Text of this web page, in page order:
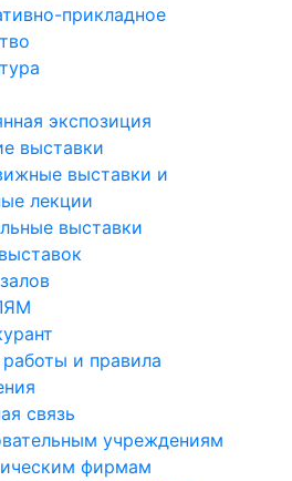
прикладное
экспозиция
выставки
выставки и
лекции
выставки
и правила
связь
учреждениям
фирмам